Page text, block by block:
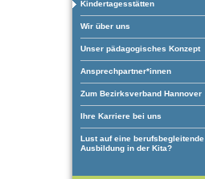
Kindertagesstätten
Wir über uns
Unser pädagogisches Konzept
Ansprechpartner*innen
Zum Bezirksverband Hannover
Ihre Karriere bei uns
Lust auf eine berufsbegleitende
Ausbildung in der Kita?